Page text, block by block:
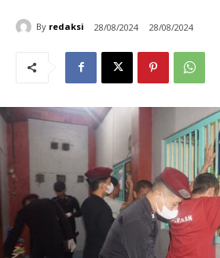
By redaksi 28/08/2024 28/08/2024